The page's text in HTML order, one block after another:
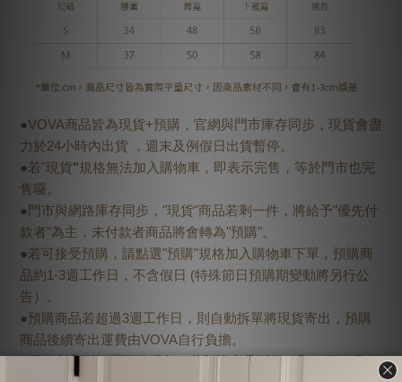
●VOVA商品皆為現貨+預購，官網與門市庫存同步，現貨會盡
力於24小時內出貨 ，週末及例假日出貨暫停。
●若"現貨"規格無法加入購物車，即表示完售，等於門市也完
售囉。
●門市與網路庫存同步，"現貨"商品若剩一件，將給予"優先付
款者"為主，未付款者商品將會轉為"預購"。
●若可接受預購，請點選"預購"規格加入購物車下單，預購商
品約1-3週工作日，不含假日 (特殊節日預購期變動將另行公
告）。
●預購商品若超過3週工作日，則自動拆單將現貨寄出，預購
商品後續寄出運費由VOVA自行負擔。
●正韓商品斷貨屬正常現象，若預購商品斷貨，則自動將現貨